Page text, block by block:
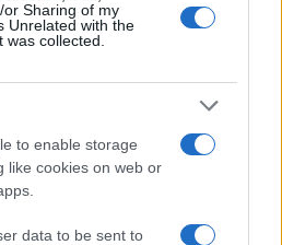
Sharing of my
Unrelated with the
collected.
to enable storage
like cookies on web or
data to be sent to
s
A
p
re
articolo
di Olbia, sequestrati
rubata